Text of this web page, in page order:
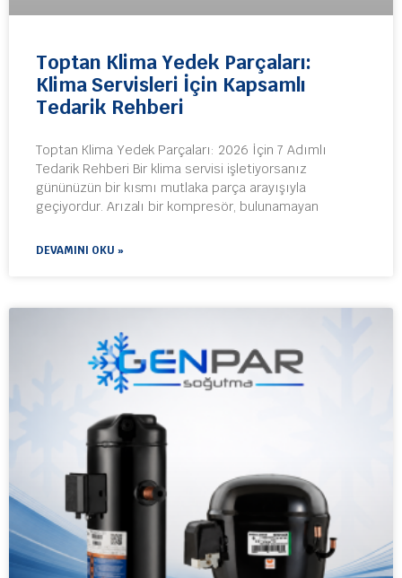
Toptan Klima Yedek Parçaları:
Klima Servisleri İçin Kapsamlı
Tedarik Rehberi
Toptan Klima Yedek Parçaları: 2026 İçin 7 Adımlı
Tedarik Rehberi Bir klima servisi işletiyorsanız
gününüzün bir kısmı mutlaka parça arayışıyla
geçiyordur. Arızalı bir kompresör, bulunamayan
DEVAMINI OKU »